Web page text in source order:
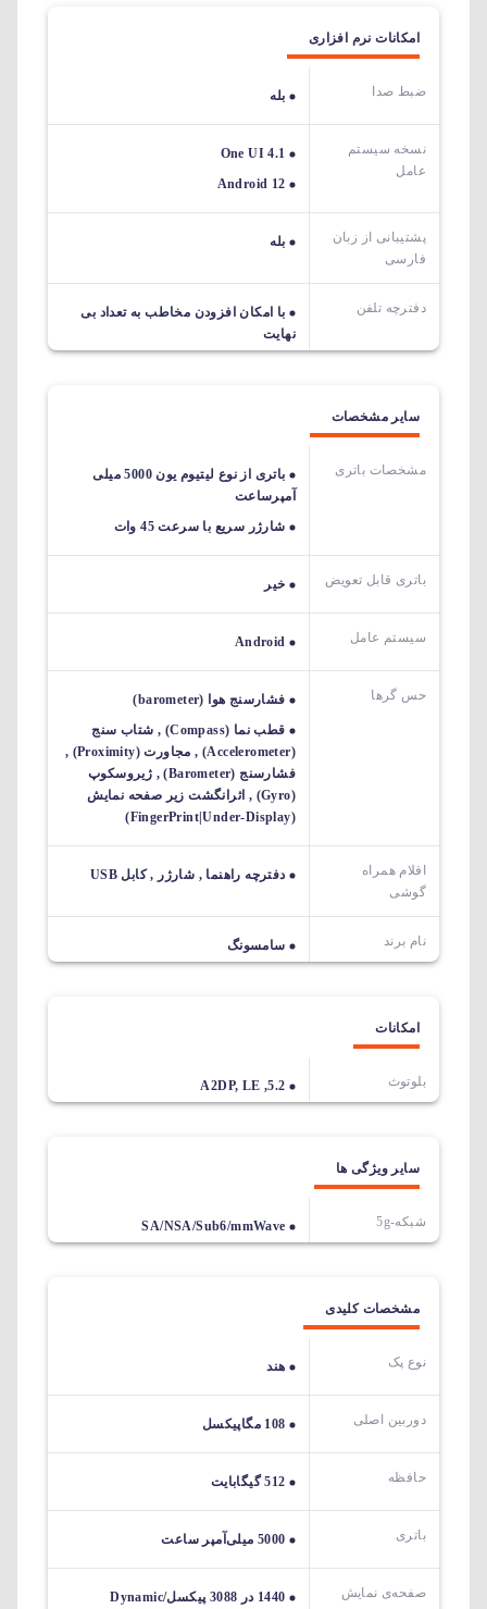
امکانات نرم افزاری
ضبط صدا بله
نسخه سیستم
عامل
One UI 4.1
Android 12
پشتیبانی از زبان
فارسی
بله
دفترچه تلفن
با امکان افزودن مخاطب به تعداد بی
نهایت
سایر مشخصات
مشخصات باتری
باتری از نوع لیتیوم یون 5000 میلی
آمپرساعت
شارژر سریع با سرعت 45 وات
باتری قابل تعویض خیر
سیستم عامل Android
حس گرها
فشارسنج هوا (barometer)
قطب نما (Compass) , شتاب سنج
(Accelerometer) , مجاورت (Proximity) ,
فشارسنج (Barometer) , ژیروسکوپ
(Gyro) , اثرانگشت زیر صفحه نمایش
(FingerPrint|Under-Display)
اقلام همراه
گوشی
دفترچه راهنما , شارژر , کابل USB
نام برند سامسونگ
امکانات
بلوتوث 5.2, A2DP, LE
سایر ویژگی ها
شبکه-5g SA/NSA/Sub6/mmWave
مشخصات کلیدی
نوع پک هند
دوربین اصلی 108 مگاپیکسل
حافظه 512 گیگابایت
باتری 5000 میلی‌آمپر ساعت
صفحه‌ی نمایش 1440 در 3088 پیکسل/Dynamic